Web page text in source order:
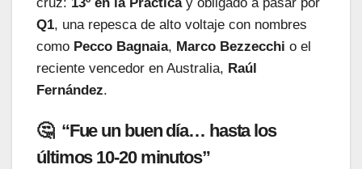
Q1, una repesca de alto voltaje con nombres
como Pecco Bagnaia, Marco Bezzecchi o el
reciente vencedor en Australia, Raúl
Fernández.
🤔 “Fue un buen día… hasta los
últimos 10-20 minutos”